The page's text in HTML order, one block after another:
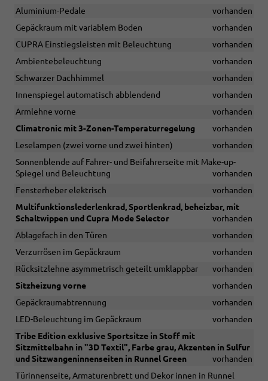
Aluminium-Pedale
vorhanden
Gepäckraum mit variablem Boden
vorhanden
CUPRA Einstiegsleisten mit Beleuchtung
vorhanden
Ambientebeleuchtung
vorhanden
Schwarzer Dachhimmel
vorhanden
Innenspiegel automatisch abblendend
vorhanden
Armlehne vorne
vorhanden
Climatronic mit 3-Zonen-Temperaturregelung
vorhanden
Leselampen (zwei vorne und zwei hinten)
vorhanden
Sonnenblende auf Fahrer- und Beifahrerseite mit Make-up-
Spiegel und Beleuchtung
vorhanden
Fensterheber elektrisch
vorhanden
Multifunktionslederlenkrad, Sportlenkrad, beheizbar, mit
Schaltwippen und Cupra Mode Selector
vorhanden
Ablagefach in den Türen
vorhanden
Verzurrösen im Gepäckraum
vorhanden
Rücksitzlehne asymmetrisch geteilt umklappbar
vorhanden
Sitzheizung vorne
vorhanden
Gepäckraumabtrennung
vorhanden
LED-Beleuchtung im Gepäckraum
vorhanden
Tribe Edition exklusive Sportsitze in Stoff mit
Sitzmittelbahn in "3D Textil", Farbe grau, Akzenten in Sulfur
und Sitzwangeninnenseiten in Runnel Green
vorhanden
Türinnenseite, Armaturenbrett und Dekor innen in Runnel